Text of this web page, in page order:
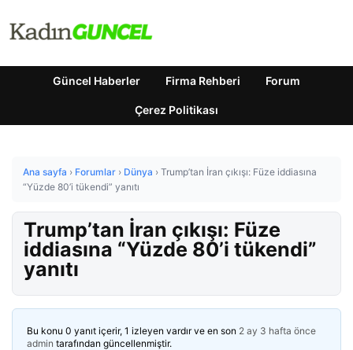
Güncel Haberler Firma Rehberi Forum
Çerez Politikası
Ana sayfa › Forumlar › Dünya › Trump’tan İran çıkışı: Füze iddiasına
“Yüzde 80’i tükendi” yanıtı
Trump’tan İran çıkışı: Füze
iddiasına “Yüzde 80’i tükendi”
yanıtı
Bu konu 0 yanıt içerir, 1 izleyen vardır ve en son 2 ay 3 hafta önce
admin tarafından güncellenmiştir.